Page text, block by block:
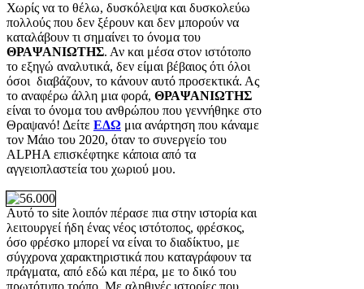
Χωρίς να το θέλω, δυσκόλεψα και δυσκολεύω
πολλούς που δεν ξέρουν και δεν μπορούν να
καταλάβουν τι σημαίνει το όνομα του
ΘΡΑΨΑΝΙΩΤΗΣ. Αν και μέσα στον ιστότοπο
το εξηγώ αναλυτικά, δεν είμαι βέβαιος ότι όλοι
όσοι διαβάζουν, το κάνουν αυτό προσεκτικά. Ας
το αναφέρω άλλη μια φορά, ΘΡΑΨΑΝΙΩΤΗΣ
είναι το όνομα του ανθρώπου που γεννήθηκε στο
Θραψανό! Δείτε ΕΔΩ μια ανάρτηση που κάναμε
τον Μάιο του 2020, όταν το συνεργείο του
ALPHA επισκέφτηκε κάποια από τα
αγγειοπλαστεία του χωριού μου.
Αυτό το site λοιπόν πέρασε πια στην ιστορία και
λειτουργεί ήδη ένας νέος ιστότοπος, φρέσκος,
όσο φρέσκο μπορεί να είναι το διαδίκτυο, με
σύγχρονα χαρακτηριστικά που καταγράφουν τα
πράγματα, από εδώ και πέρα, με το δικό του